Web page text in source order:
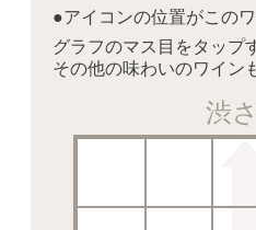
●アイコンの位置がこの
グラフのマス目をタップ
その他の味わいのワイン
渋